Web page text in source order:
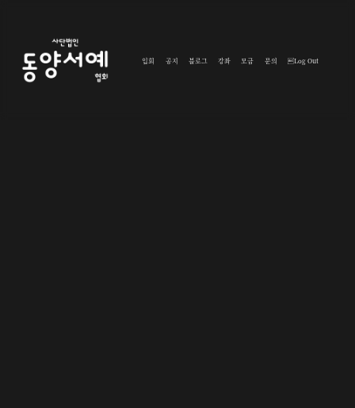
입회 공지 블로그 강좌 모금 문의 Log Out